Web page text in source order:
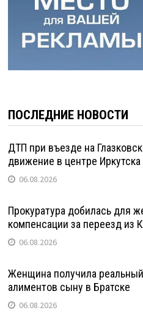
ПОСЛЕДНИЕ НОВОСТИ
ДТП при въезде на
движение в центре Иркутска
06.08.2026
Прокуратура добилась для
компенсации за переезд из
06.08.2026
Женщина получила реальный
алиментов сыну в Братске
06.08.2026